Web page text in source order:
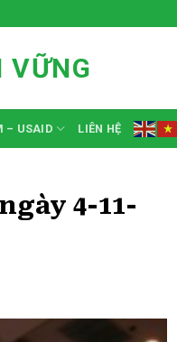
VỮNG
– USAID LIÊN HỆ
4-11-